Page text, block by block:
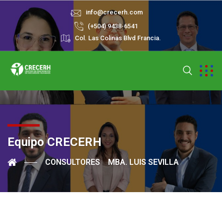
info@crecerh.com
(+504) 9438-6541
Col. Las Colinas Blvd Francia.
Equipo CRECERH
CONSULTORES MBA. LUIS SEVILLA